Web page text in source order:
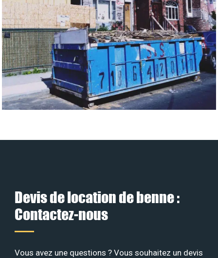
Devis de location de benne :
Contactez-nous
Vous avez une questions ? Vous souhaitez un devis